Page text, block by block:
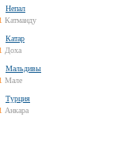
Непал
Катманду
Катар
Доха
Мальдивы
Мале
Турция
Анкара